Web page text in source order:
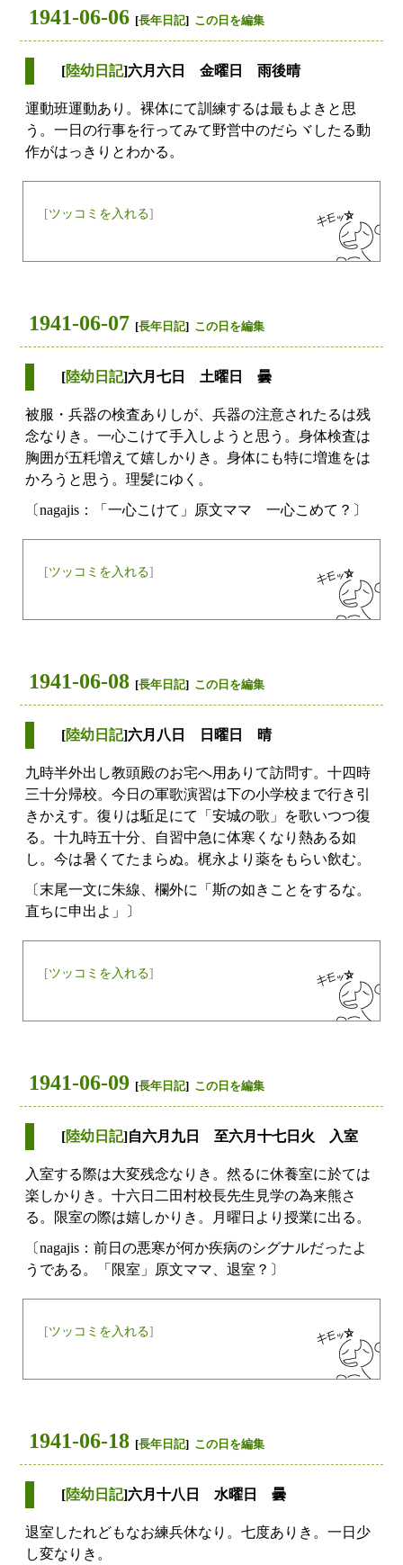
1941-06-06 [長年日記] この日を編集
[陸幼日記]六月六日 金曜日 雨後晴
運動班運動あり。裸体にて訓練するは最もよきと思
う。一日の行事を行ってみて野営中のだらヾしたる動
作がはっきりとわかる。
[ツッコミを入れる]
1941-06-07 [長年日記] この日を編集
[陸幼日記]六月七日 土曜日 曇
被服・兵器の検査ありしが、兵器の注意されたるは残
念なりき。一心こけて手入しようと思う。身体検査は
胸囲が五粍増えて嬉しかりき。身体にも特に増進をは
かろうと思う。理髪にゆく。
〔nagajis：「一心こけて」原文ママ 一心こめて？〕
[ツッコミを入れる]
1941-06-08 [長年日記] この日を編集
[陸幼日記]六月八日 日曜日 晴
九時半外出し教頭殿のお宅へ用ありて訪問す。十四時
三十分帰校。今日の軍歌演習は下の小学校まで行き引
きかえす。復りは駈足にて「安城の歌」を歌いつつ復
る。十九時五十分、自習中急に体寒くなり熱ある如
し。今は暑くてたまらぬ。梶永より薬をもらい飲む。
〔末尾一文に朱線、欄外に「斯の如きことをするな。
直ちに申出よ」〕
[ツッコミを入れる]
1941-06-09 [長年日記] この日を編集
[陸幼日記]自六月九日 至六月十七日火 入室
入室する際は大変残念なりき。然るに休養室に於ては
楽しかりき。十六日二田村校長先生見学の為来熊さ
る。限室の際は嬉しかりき。月曜日より授業に出る。
〔nagajis：前日の悪寒が何か疾病のシグナルだったよ
うである。「限室」原文ママ、退室？〕
[ツッコミを入れる]
1941-06-18 [長年日記] この日を編集
[陸幼日記]六月十八日 水曜日 曇
退室したれどもなお練兵休なり。七度ありき。一日少
し変なりき。